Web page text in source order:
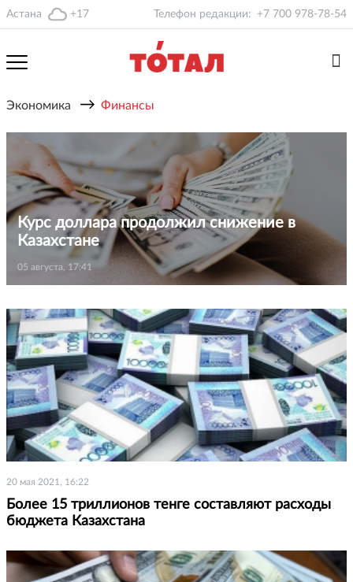
Астана +17 Телефон редакции: +7 700 978-78-54
Экономика → Финансы
Курс доллара продолжил снижение в
Казахстане
05 августа, 17:41
20 мая 2021, 16:22
Более 15 триллионов тенге составляют расходы
бюджета Казахстана